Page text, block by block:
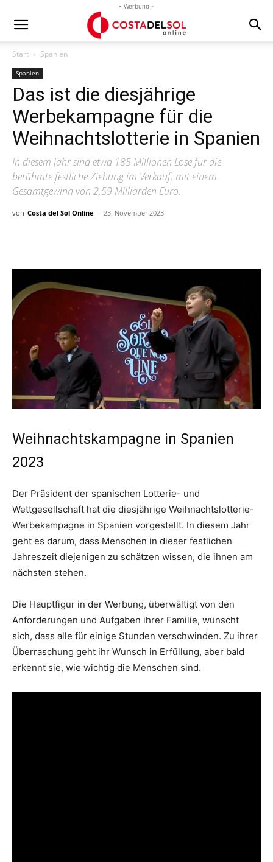
- Werbung -
Start Spanien
Spanien
Das ist die diesjährige
Werbekampagne für die
Weihnachtslotterie in Spanien
In diesem Jahr sind etwa 185 Millionen Lose für die
berühmte festliche Ziehung im Verkauf, mit einem
Gesamtgewinn von 2,59 Milliarden Euro.
von Costa del Sol Online - 23. November 2023
Weihnachtskampagne in Spanien
2023
Der Präsident der spanischen Lotterie- und
Wettgesellschaft hat die diesjährige Weihnachtslotterie-
Werbekampagne in Spanien vorgestellt. In diesem Jahr
geht es darum, dass Menschen in dieser festlichen
Jahreszeit diejenigen zu schätzen wissen, die ihnen am
nächsten stehen.
Die Hauptfigur in der Werbung, überwältigt von den
Anforderungen und Aufgaben ihrer Familie, wünscht
sich, dass alle für einige Stunden verschwinden. Zu ihrer
Überraschung geht ihr Wunsch in Erfüllung, aber bald
erkennt sie, wie wichtig die Menschen sind.